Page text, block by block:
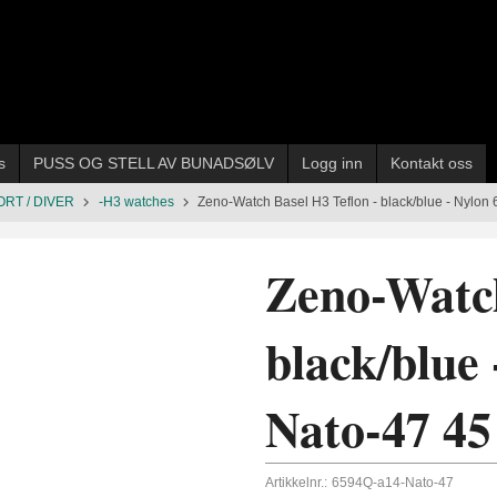
PUSS OG STELL AV BUNADSØLV Logg inn Kontakt oss
/ DIVER -H3 watches Zeno-Watch Basel H3 Teflon - black/blue - Nylon
Zeno-
black/blue
Nato-47
Artikkelnr.: 6594Q-a14-Nato-47